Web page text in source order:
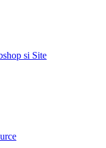
si Site